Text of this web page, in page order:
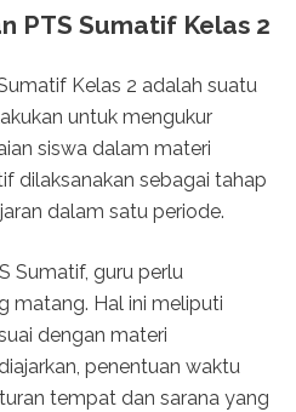
PTS Sumatif Kelas 2
Kelas 2 adalah suatu
untuk mengukur
siswa dalam materi
dilaksanakan sebagai tahap
dalam satu periode.
Sumatif, guru perlu
matang. Hal ini meliputi
dengan materi
penentuan waktu
tempat dan sarana yang